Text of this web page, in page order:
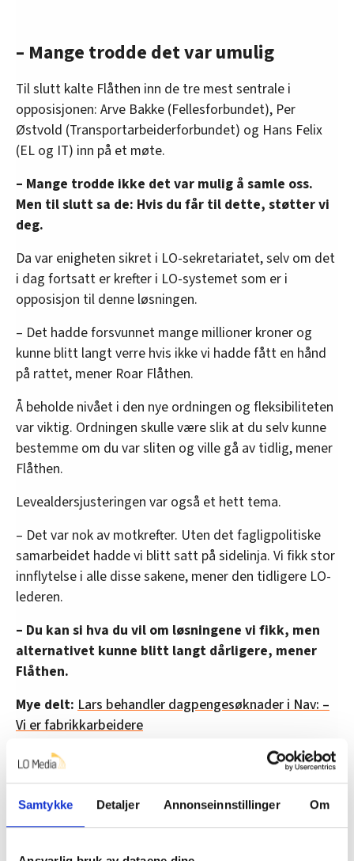
Samtykke Detaljer Annonseinnstillinger Om
– Mange trodde det var umulig
Til slutt kalte Flåthen inn de tre mest sentrale i
opposisjonen: Arve Bakke (Fellesforbundet), Per
Østvold (Transportarbeiderforbundet) og Hans Felix
(EL og IT) inn på et møte.
– Mange trodde ikke det var mulig å samle oss.
Men til slutt sa de: Hvis du får til dette, støtter vi
deg.
Da var enigheten sikret i LO-sekretariatet, selv om det
i dag fortsatt er krefter i LO-systemet som er i
opposisjon til denne løsningen.
– Det hadde forsvunnet mange millioner kroner og
kunne blitt langt verre hvis ikke vi hadde fått en hånd
på rattet, mener Roar Flåthen.
Å beholde nivået i den nye ordningen og fleksibiliteten
var viktig. Ordningen skulle være slik at du selv kunne
bestemme om du var sliten og ville gå av tidlig, mener
Flåthen.
Levealdersjusteringen var også et hett tema.
– Det var nok av motkrefter. Uten det fagligpolitiske
samarbeidet hadde vi blitt satt på sidelinja. Vi fikk stor
innflytelse i alle disse sakene, mener den tidligere LO-
lederen.
– Du kan si hva du vil om løsningene vi fikk, men
alternativet kunne blitt langt dårligere, mener
Flåthen.
Mye delt: Lars behandler dagpengesøknader i Nav: –
Vi er fabrikkarbeidere
Fant løsninger under finanskrisen
Mange EU-direktiver har også skapt høy temperatur